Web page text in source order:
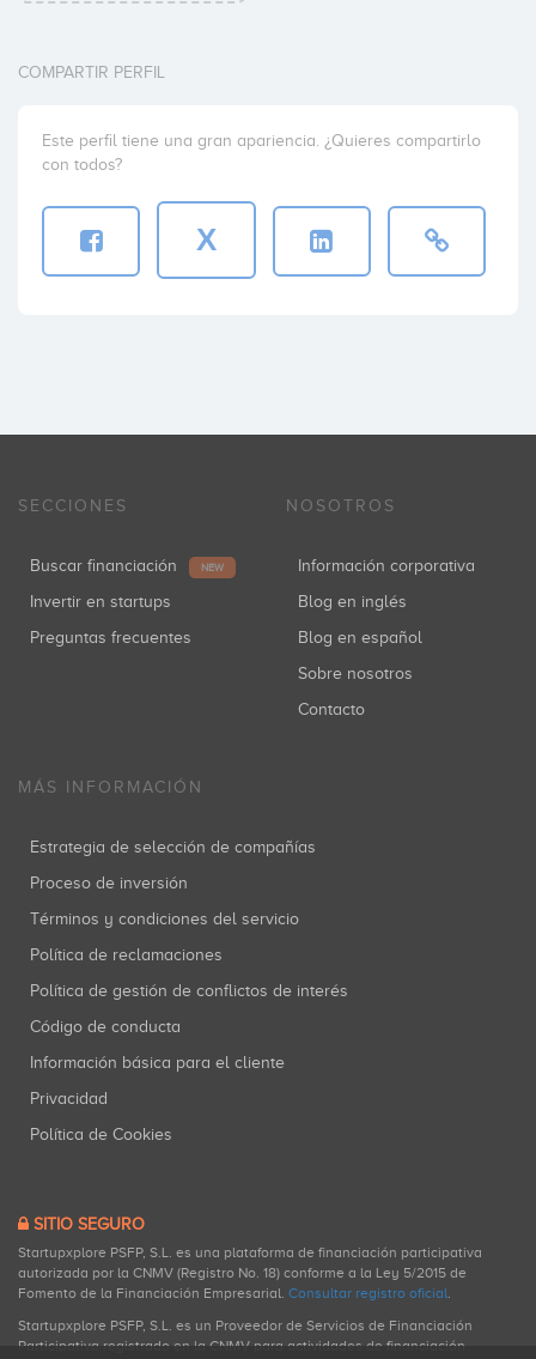
COMPARTIR PERFIL
Este perfil tiene una gran apariencia. ¿Quieres compartirlo
con todos?
X
SECCIONES
Buscar financiación NEW
Invertir en startups
Preguntas frecuentes
NOSOTROS
Información corporativa
Blog en inglés
Blog en español
Sobre nosotros
Contacto
MÁS INFORMACIÓN
Estrategia de selección de compañías
Proceso de inversión
Términos y condiciones del servicio
Política de reclamaciones
Política de gestión de conflictos de interés
Código de conducta
Información básica para el cliente
Privacidad
Política de Cookies
SITIO SEGURO
Startupxplore PSFP, S.L. es una plataforma de financiación participativa
autorizada por la CNMV (Registro No. 18) conforme a la Ley 5/2015 de
Fomento de la Financiación Empresarial. Consultar registro oficial.
Startupxplore PSFP, S.L. es un Proveedor de Servicios de Financiación
Participativa registrado en la CNMV para actividades de financiación